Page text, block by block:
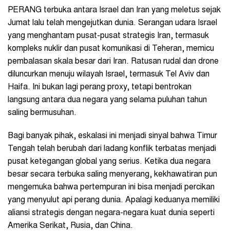
PERANG terbuka antara Israel dan Iran yang meletus sejak
Jumat lalu telah mengejutkan dunia. Serangan udara Israel
yang menghantam pusat-pusat strategis Iran, termasuk
kompleks nuklir dan pusat komunikasi di Teheran, memicu
pembalasan skala besar dari Iran. Ratusan rudal dan drone
diluncurkan menuju wilayah Israel, termasuk Tel Aviv dan
Haifa. Ini bukan lagi perang proxy, tetapi bentrokan
langsung antara dua negara yang selama puluhan tahun
saling bermusuhan.
Bagi banyak pihak, eskalasi ini menjadi sinyal bahwa Timur
Tengah telah berubah dari ladang konflik terbatas menjadi
pusat ketegangan global yang serius. Ketika dua negara
besar secara terbuka saling menyerang, kekhawatiran pun
mengemuka bahwa pertempuran ini bisa menjadi percikan
yang menyulut api perang dunia. Apalagi keduanya memiliki
aliansi strategis dengan negara-negara kuat dunia seperti
Amerika Serikat, Rusia, dan China.